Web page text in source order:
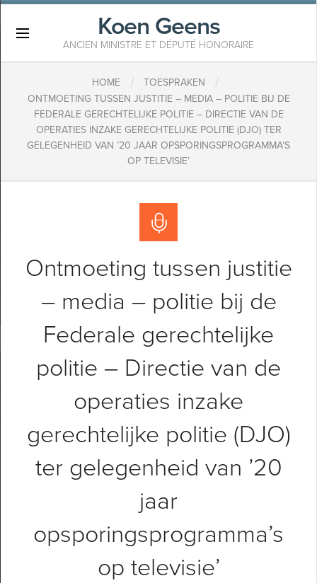
Koen Geens
ANCIEN MINISTRE ET DÉPUTÉ HONORAIRE
HOME / TOESPRAKEN /
ONTMOETING TUSSEN JUSTITIE – MEDIA – POLITIE BIJ DE
FEDERALE GERECHTELIJKE POLITIE – DIRECTIE VAN DE
OPERATIES INZAKE GERECHTELIJKE POLITIE (DJO) TER
GELEGENHEID VAN ’20 JAAR OPSPORINGSPROGRAMMA’S
OP TELEVISIE’
Ontmoeting tussen justitie
– media – politie bij de
Federale gerechtelijke
politie – Directie van de
operaties inzake
gerechtelijke politie (DJO)
ter gelegenheid van ’20
jaar
opsporingsprogramma’s
op televisie’